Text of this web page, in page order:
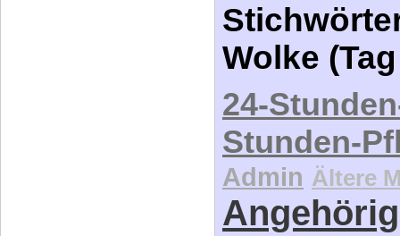
Wolke
24-
Stunden-
Admin Ältere